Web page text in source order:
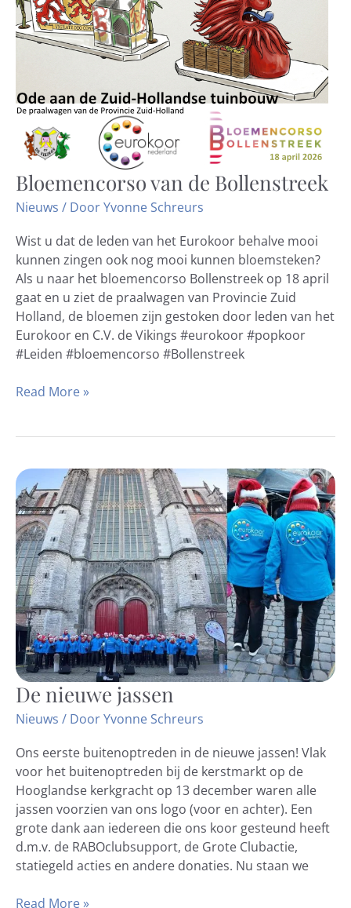
Bloemencorso van de Bollenstreek
Nieuws / DoorYvonne Schreurs
Wist u dat de leden van het Eurokoor behalve mooi
kunnen zingen ook nog mooi kunnen bloemsteken?
Als u naar het bloemencorso Bollenstreek op 18 april
gaat en u ziet de praalwagen van Provincie Zuid
Holland, de bloemen zijn gestoken door leden van het
Eurokoor en C.V. de Vikings #eurokoor #popkoor
#Leiden #bloemencorso #Bollenstreek
Bloemencorso
van
de
Bollenstreek
Read More »
De nieuwe jassen
Nieuws / DoorYvonne Schreurs
Ons eerste buitenoptreden in de nieuwe jassen! Vlak
voor het buitenoptreden bij de kerstmarkt op de
Hooglandse kerkgracht op 13 december waren alle
jassen voorzien van ons logo (voor en achter). Een
grote dank aan iedereen die ons koor gesteund heeft
d.m.v. de RABOclubsupport, de Grote Clubactie,
statiegeld acties en andere donaties. Nu staan we
De
nieuwe
jassen
Read More »